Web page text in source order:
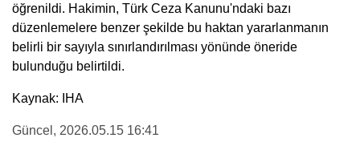
öğrenildi. Hakimin, Türk Ceza Kanunu'ndaki bazı
düzenlemelere benzer şekilde bu haktan yararlanmanın
belirli bir sayıyla sınırlandırılması yönünde öneride
bulunduğu belirtildi.
Kaynak: IHA
Güncel , 2026.05.15 16:41